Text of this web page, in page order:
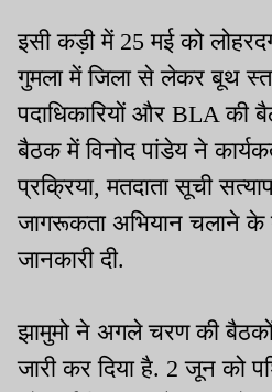
इसी कड़ी में 25 मई को
गुमला में जिला से लेकर बूथ
पदाधिकारियों और BLA की
बैठक में विनोद पांडेय ने
प्रक्रिया, मतदाता सूची
जागरूकता अभियान चलाने के
जानकारी दी.
झामुमो ने अगले चरण की
जारी कर दिया है. 2 जून को